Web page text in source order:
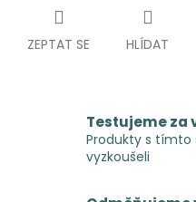
ZEPTAT SE HLÍDAT
Testujeme za
Produkty s
vyzkoušeli